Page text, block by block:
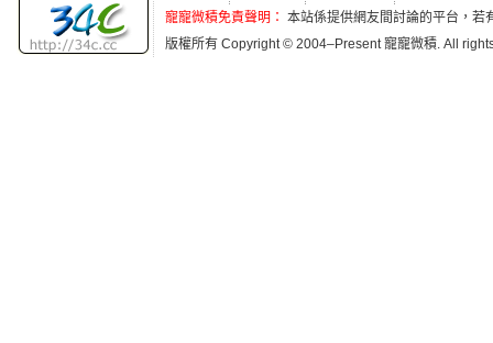
寵寵微積免責聲明： 本站係提供網友間討論的平台，若
版權所有 Copyright © 2004–Present 寵寵微積. All